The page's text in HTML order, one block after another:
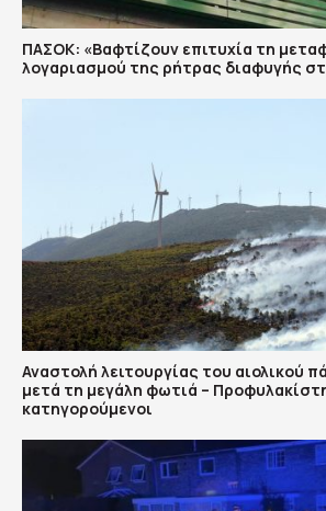
ΠΑΣΟΚ: «Βαφτίζουν επιτυχία τη
λογαριασμού της ρήτρας διαφυγής
Αναστολή λειτουργίας του αιολικού
μετά τη μεγάλη φωτιά –
κατηγορούμενοι